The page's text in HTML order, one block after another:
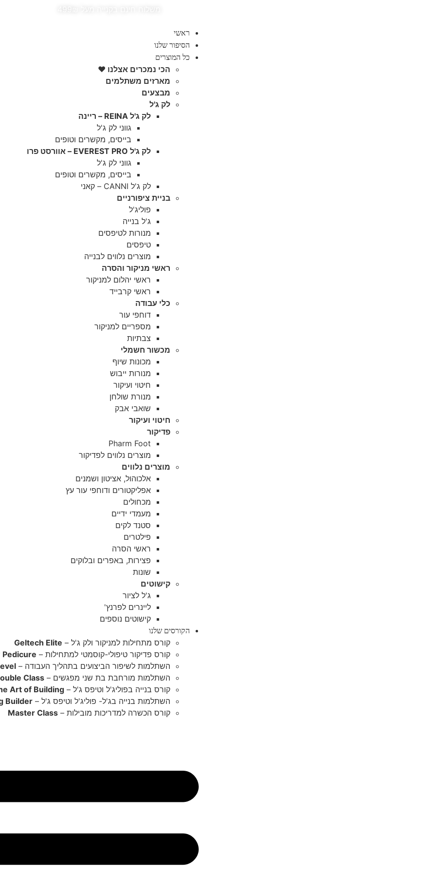
ראשי
הסיפור שלנו
כל המוצרים
הכי נמכרים אצלנו ♥️
מארזים משתלמים
מבצעים
לק ג'ל
לק ג'ל REINA – ריינה
גווני לק ג'ל
בייסים, מקשרים וטופים
לק ג'ל EVEREST PRO – אוורסט פרו
גווני לק ג'ל
בייסים, מקשרים וטופים
לק ג'ל CANNI – קאני
בניית ציפורניים
פוליג'ל
ג'ל בנייה
מנורות לטיפסים
טיפסים
מוצרים נלווים לבנייה
ראשי מניקור והסרה
ראשי יהלום למניקור
ראשי קרבייד
כלי עבודה
דוחפי עור
מספריים למניקור
צבתיות
מכשור חשמלי
מכונות שיוף
מנורות ייבוש
חיטוי ועיקור
מנורת שולחן
שואבי אבק
חיטוי ועיקור
פדיקור
Pharm Foot
מוצרים נלווים לפדיקור
מוצרים נלווים
אלכוהול, אציטון ושמנים
אפליקטורים ודוחפי עור עץ
מכחולים
מעמדי ידיים
סטנד לקים
פילטרים
ראשי הסרה
פצירות, באפרים ובלוקים
שונות
קישוטים
ג'ל לציור
ליינרים לפרנץ'
קישוטים נוספים
הקורסים שלנו
קורס מתחילות למניקור ולק ג'ל – Geltech Elite
קורס פדיקור טיפולי-קוסמטי למתחילות – Pedicure
השתלמות לשיפור הביצועים בתהליך העבודה –
השתלמות מורחבת בת שני מפגשים – Class
קורס בנייה בפוליג'ל וטיפס ג'ל – Art of Building
השתלמות בנייה בג'ל- פוליג'ל וטיפס ג'ל – Builder
קורס הכשרה למדריכות מובילות – Master Class